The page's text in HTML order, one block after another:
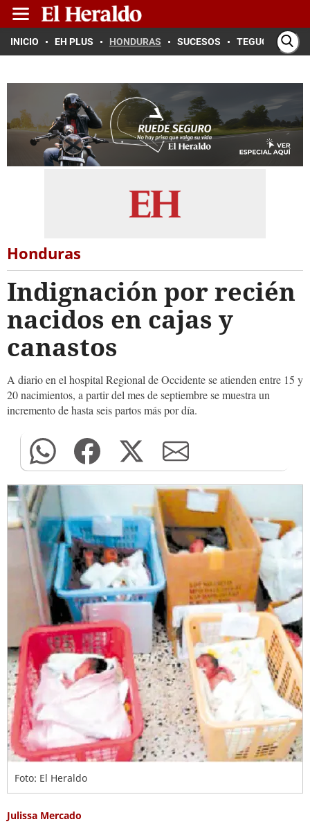
INICIO EH PLUS HONDURAS SUCESOS TEGUCIGALPA
Honduras
Indignación por recién
nacidos en cajas y
canastos
A diario en el hospital Regional de Occidente se atienden entre 15 y
20 nacimientos, a partir del mes de septiembre se muestra un
incremento de hasta seis partos más por día.
Foto: El Heraldo
Julissa Mercado